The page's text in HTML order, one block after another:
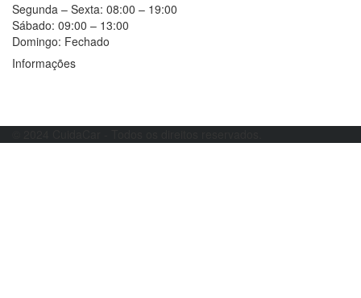
Segunda – Sexta: 08:00 – 19:00
Sábado: 09:00 – 13:00
Domingo: Fechado
Informações